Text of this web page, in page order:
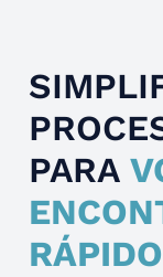
PARA
RÁPIDO